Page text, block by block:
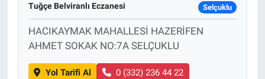
Tuğçe Belviranlı Eczanesi Selçuklu
HACIKAYMAK MAHALLESİ HAZERİFEN
AHMET SOKAK NO:7A SELÇUKLU
Yol Tarifi Al 0 (332) 236 44 22